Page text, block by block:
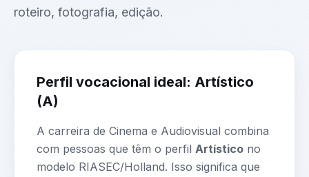
roteiro, fotografia, edição.
Perfil vocacional ideal: Artístico
(A)
A carreira de Cinema e Audiovisual combina
com pessoas que têm o perfil Artístico no
modelo RIASEC/Holland. Isso significa que